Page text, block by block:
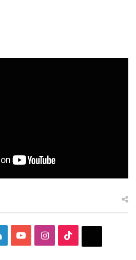
LinkedInYouTubeInstagram